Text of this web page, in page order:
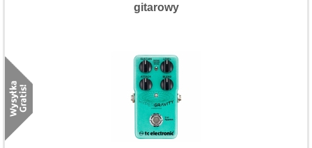
gitarowy